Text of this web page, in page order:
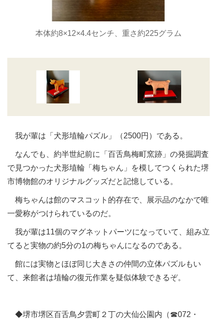
本体約8×12×4.4センチ、重さ約225グラム
我が輩は「犬形埴輪パズル」（2500円）である。
なんでも、約半世紀前に「百舌鳥梅町窯跡」の発掘調査
で見つかった犬形埴輪「梅ちゃん」を模してつくられた堺
市博物館のオリジナルグッズだと記憶している。
梅ちゃんは館のマスコット的存在で、展示品のなかで唯
一愛称がつけられているのだ。
我が輩は11個のマグネットパーツになっていて、組み立
てると実物の約5分の1の梅ちゃんになるのである。
館には実物とほぼ同じ大きさの仲間の立体パズルもい
て、来館者は埴輪の復元作業を疑似体験できるぞ。
◆堺市堺区百舌鳥夕雲町２丁の大仙公園内（☎072・